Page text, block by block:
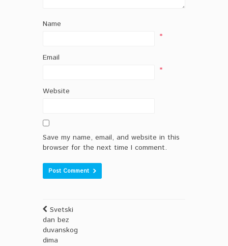
Name
*
Email
*
Website
Save my name, email, and website in this
browser for the next time I comment.
Svetski
dan bez
duvanskog
dima